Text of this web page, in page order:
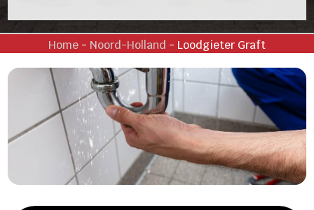
Home- Noord-Holland - Loodgieter Graft